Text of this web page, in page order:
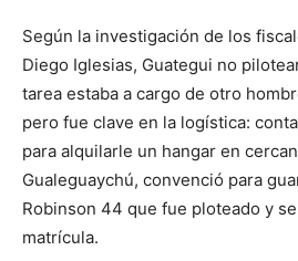
Según la investigación de los
Diego Iglesias, Guategui no
tarea estaba a cargo de otro
pero fue clave en la logística:
para alquilarle un hangar en
Gualeguaychú, convenció para
Robinson 44 que fue ploteado y
matrícula.